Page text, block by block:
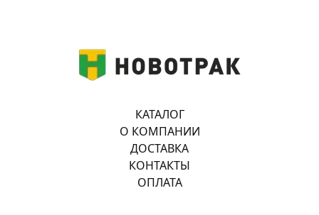
КАТАЛОГ
О КОМПАНИИ
ДОСТАВКА
КОНТАКТЫ
ОПЛАТА